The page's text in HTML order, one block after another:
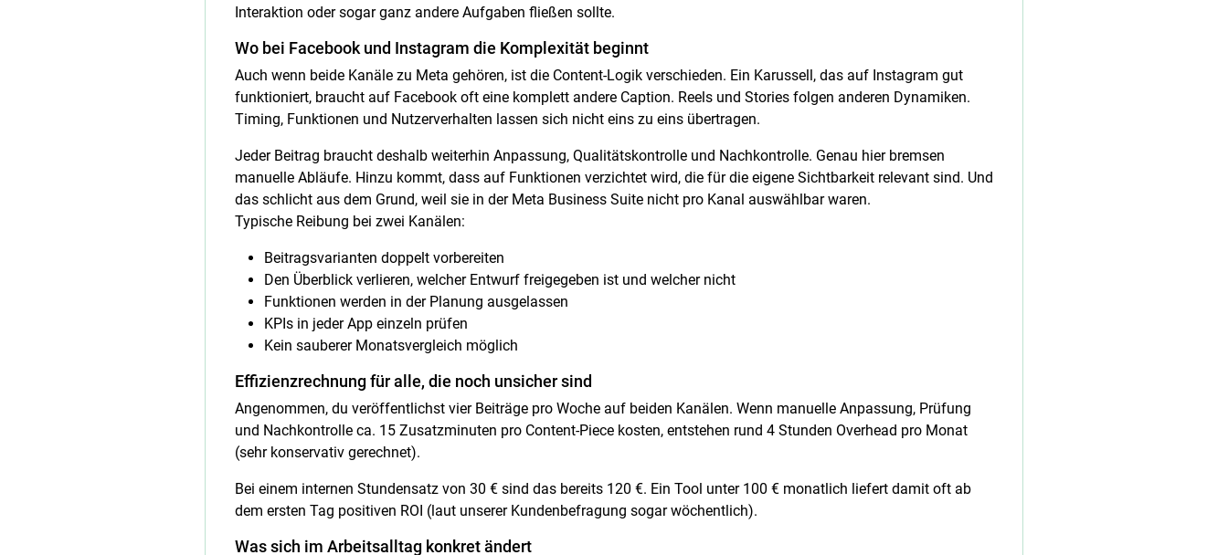
Interaktion oder sogar ganz andere Aufgaben fließen sollte.
Wo bei Facebook und Instagram die Komplexität beginnt
Auch wenn beide Kanäle zu Meta gehören, ist die Content-Logik verschieden. Ein Karussell, das auf Instagram gut
funktioniert, braucht auf Facebook oft eine komplett andere Caption. Reels und Stories folgen anderen Dynamiken.
Timing, Funktionen und Nutzerverhalten lassen sich nicht eins zu eins übertragen.
Jeder Beitrag braucht deshalb weiterhin Anpassung, Qualitätskontrolle und Nachkontrolle. Genau hier bremsen
manuelle Abläufe. Hinzu kommt, dass auf Funktionen verzichtet wird, die für die eigene Sichtbarkeit relevant sind. Und
das schlicht aus dem Grund, weil sie in der Meta Business Suite nicht pro Kanal auswählbar waren.
Typische Reibung bei zwei Kanälen:
Beitragsvarianten doppelt vorbereiten
Den Überblick verlieren, welcher Entwurf freigegeben ist und welcher nicht
Funktionen werden in der Planung ausgelassen
KPIs in jeder App einzeln prüfen
Kein sauberer Monatsvergleich möglich
Effizienzrechnung für alle, die noch unsicher sind
Angenommen, du veröffentlichst vier Beiträge pro Woche auf beiden Kanälen. Wenn manuelle Anpassung, Prüfung
und Nachkontrolle ca. 15 Zusatzminuten pro Content-Piece kosten, entstehen rund 4 Stunden Overhead pro Monat
(sehr konservativ gerechnet).
Bei einem internen Stundensatz von 30 € sind das bereits 120 €. Ein Tool unter 100 € monatlich liefert damit oft ab
dem ersten Tag positiven ROI (laut unserer Kundenbefragung sogar wöchentlich).
Was sich im Arbeitsalltag konkret ändert